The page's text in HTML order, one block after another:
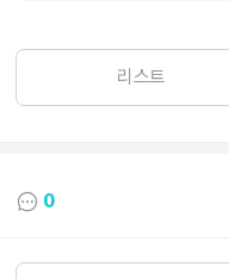
리스트
0